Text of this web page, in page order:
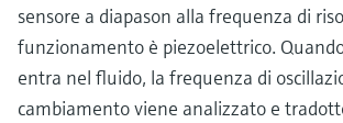
sensore a diapason alla frequenza di
funzionamento è piezoelettrico.
entra nel fluido, la frequenza di
cambiamento viene analizzato e